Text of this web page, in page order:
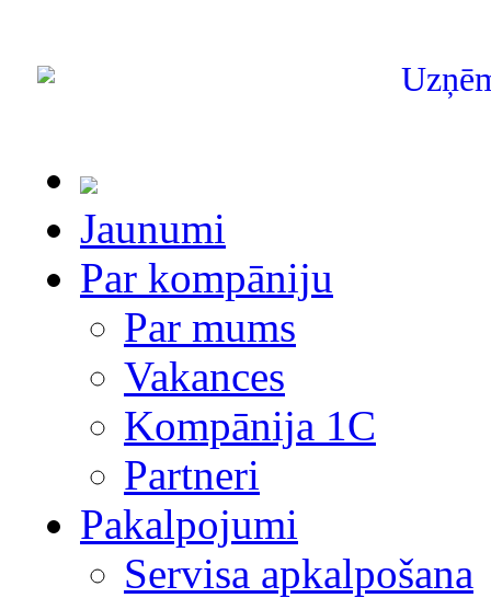
Jaunumi
Par kompāniju
Par mums
Vakances
Kompānija 1С
Partneri
Pakalpojumi
Servisa apkalpošana